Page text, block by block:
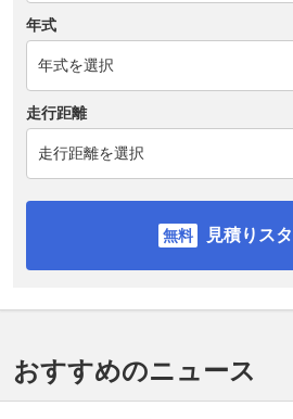
年式
走行距離
見積りス
おすすめのニュース